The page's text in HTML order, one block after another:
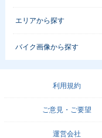
エリアから探す
バイク画像から探す
利用規約
ご意見・ご要望
運営会社